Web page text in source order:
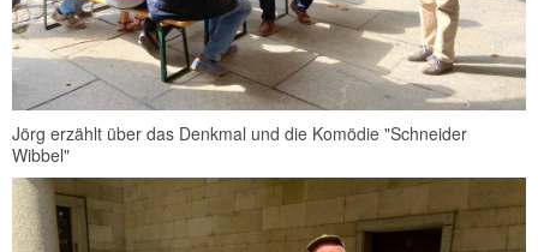
Jörg erzählt über das Denkmal und die Komödie "Schneider
Wibbel"